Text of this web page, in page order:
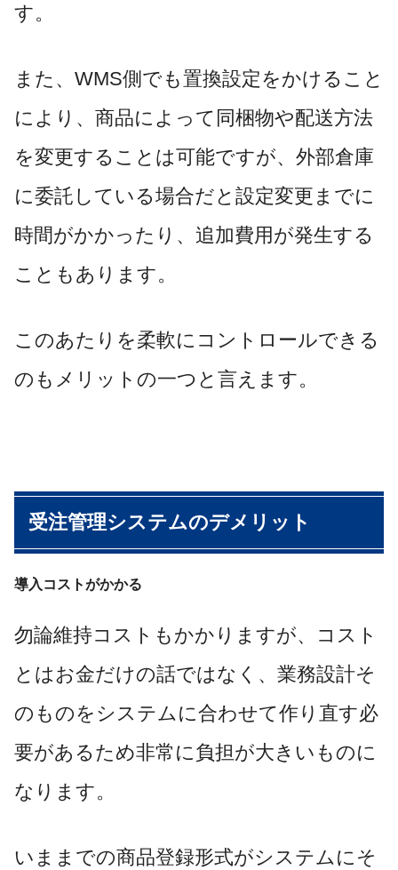
す。
また、WMS側でも置換設定をかけること
により、商品によって同梱物や配送方法
を変更することは可能ですが、外部倉庫
に委託している場合だと設定変更までに
時間がかかったり、追加費用が発生する
こともあります。
このあたりを柔軟にコントロールできる
のもメリットの一つと言えます。
受注管理システムのデメリット
導入コストがかかる
勿論維持コストもかかりますが、コスト
とはお金だけの話ではなく、業務設計そ
のものをシステムに合わせて作り直す必
要があるため非常に負担が大きいものに
なります。
いままでの商品登録形式がシステムにそ